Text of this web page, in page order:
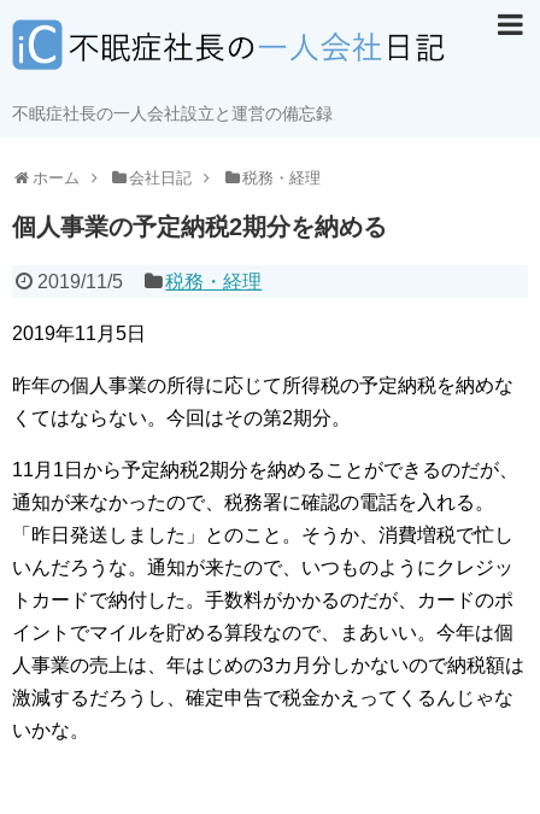
不眠症社長の一人会社設立と運営の備忘録
ホーム 会社日記 税務・経理
個人事業の予定納税2期分を納める
2019/11/5 税務・経理
2019年11月5日
昨年の個人事業の所得に応じて所得税の予定納税を納めな
くてはならない。今回はその第2期分。
11月1日から予定納税2期分を納めることができるのだが、
通知が来なかったので、税務署に確認の電話を入れる。
「昨日発送しました」とのこと。そうか、消費増税で忙し
いんだろうな。通知が来たので、いつものようにクレジッ
トカードで納付した。手数料がかかるのだが、カードのポ
イントでマイルを貯める算段なので、まあいい。今年は個
人事業の売上は、年はじめの3カ月分しかないので納税額は
激減するだろうし、確定申告で税金かえってくるんじゃな
いかな。